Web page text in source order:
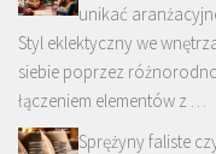
unikać
Styl eklektyczny we
siebie poprzez
łączeniem elementów z …
Sprężyny faliste